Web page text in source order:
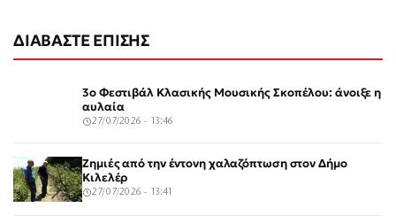
ΔΙΑΒΑΣΤΕ ΕΠΙΣΗΣ
3ο Φεστιβάλ Κλασικής Μουσικής Σκοπέλου: άνοιξε η
αυλαία
27/07/2026 - 13:46
Ζημιές από την έντονη χαλαζόπτωση στον Δήμο
Κιλελέρ
27/07/2026 - 13:41